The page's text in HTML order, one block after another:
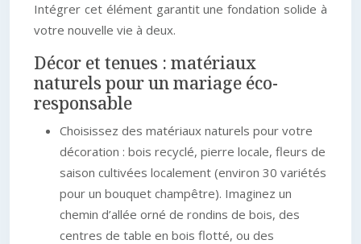
Intégrer cet élément garantit une fondation solide à
votre nouvelle vie à deux.
Décor et tenues : matériaux
naturels pour un mariage éco-
responsable
Choisissez des matériaux naturels pour votre
décoration : bois recyclé, pierre locale, fleurs de
saison cultivées localement (environ 30 variétés
pour un bouquet champêtre). Imaginez un
chemin d’allée orné de rondins de bois, des
centres de table en bois flotté, ou des